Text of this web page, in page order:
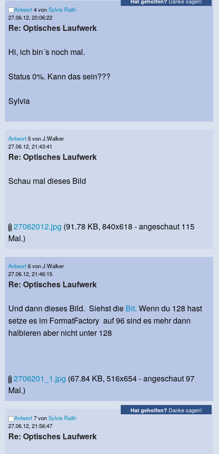
Antwort4 vonSylvia Raith
27.06.12, 20:06:22
Re: Optisches Laufwerk
Hi, ich bin´s noch mal.
Status 0%. Kann das sein???
Sylvia
Antwort5 von J.Walker
27.06.12, 21:43:41
Re: Optisches Laufwerk
Schau mal dieses Bild
27062012.jpg (91.78 KB, 840x618 - angeschaut 115
Mal.)
Antwort6 von J.Walker
27.06.12, 21:46:15
Re: Optisches Laufwerk
Und dann dieses Bild. Siehst die Bit. Wenn du 128 hast
setze es im FormatFactory auf 96 sind es mehr dann
halbieren aber nicht unter 128
2706201_1.jpg (67.84 KB, 516x654 - angeschaut 97
Mal.)
Hat geholfen? Danke sagen!
Antwort7 vonSylvia Raith
27.06.12, 21:56:47
Re: Optisches Laufwerk